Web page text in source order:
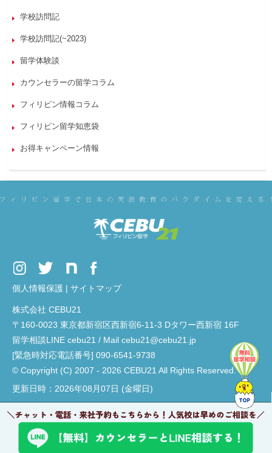
学校訪問記
学校訪問記(~2023)
留学体験談
カウンセラーの留学コラム
フィリピン情報コラム
フィリピン留学知恵袋
お得キャンペーン情報
個人情報保護 | サイトマップ
株式会社 CEBU21
〒160-0023 東京都新宿区西新宿6-11-3 Dタワー西新宿 16F
留学相談LINE cebu21 / Mail cebu21@cebu21.jp
[緊急時対応電話番号] 090-6541-9738
© Copyright (C) 2007 - 2026 CEBU21 All Rights Reserved.
更新日時：2026年08月07日 (金曜日)